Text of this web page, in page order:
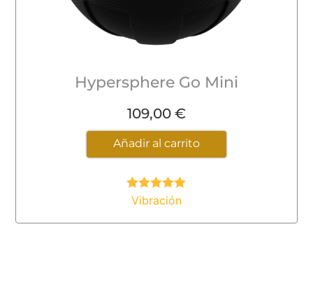
Hypersphere Go Mini
109,00 €
Añadir al carrito
Valorado
5
Vibración